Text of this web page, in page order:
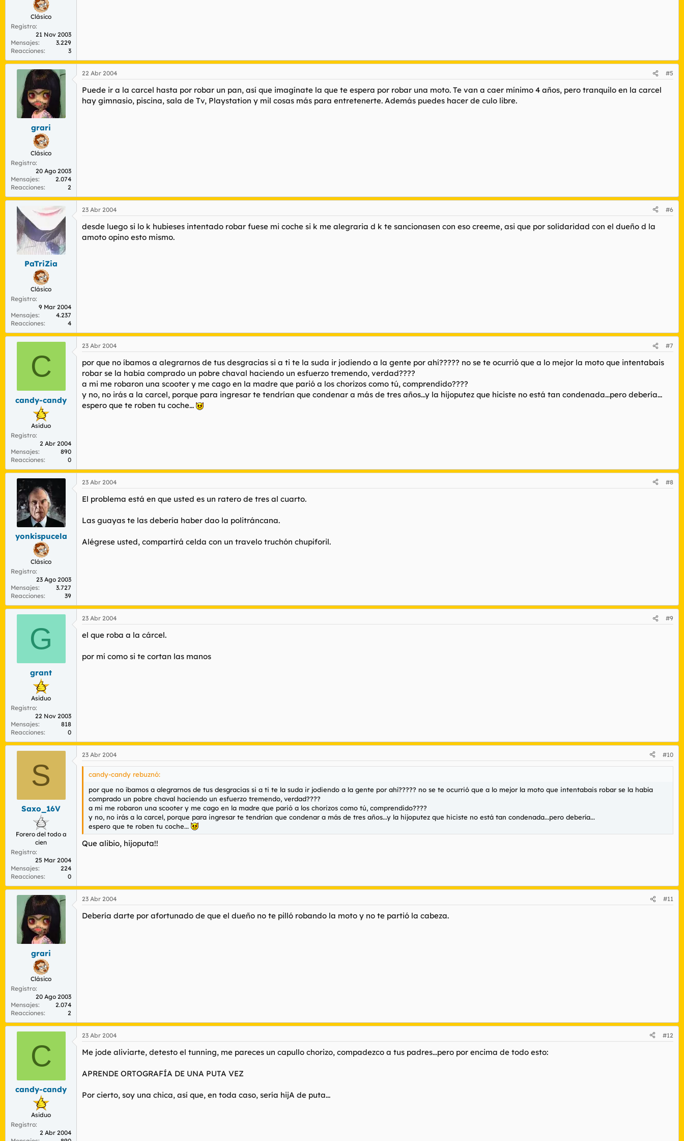
Clásico
Registro
21 Nov 2003
Mensajes
3.229
Reacciones
3
grari
Clásico
Registro
20 Ago 2003
Mensajes
2.074
Reacciones
2
22 Abr 2004 #5
Puede ir a la carcel hasta por robar un pan, así que imagínate la que te espera por robar una moto. Te van a caer mínimo 4 años, pero tranquilo en la carcel
hay gimnasio, piscina, sala de Tv, Playstation y mil cosas más para entretenerte. Además puedes hacer de culo libre.
PaTriZia
Clásico
Registro
9 Mar 2004
Mensajes
4.237
Reacciones
4
23 Abr 2004 #6
desde luego si lo k hubieses intentado robar fuese mi coche si k me alegraria d k te sancionasen con eso creeme, asi que por solidaridad con el dueño d la
amoto opino esto mismo.
C
candy-candy
Asiduo
Registro
2 Abr 2004
Mensajes
890
Reacciones
0
23 Abr 2004 #7
por que no íbamos a alegrarnos de tus desgracias si a ti te la suda ir jodiendo a la gente por ahí????? no se te ocurrió que a lo mejor la moto que intentabais
robar se la había comprado un pobre chaval haciendo un esfuerzo tremendo, verdad????
a mi me robaron una scooter y me cago en la madre que parió a los chorizos como tú, comprendido????
y no, no irás a la carcel, porque para ingresar te tendrían que condenar a más de tres años...y la hijoputez que hiciste no está tan condenada...pero debería...
espero que te roben tu coche...
yonkispucela
Clásico
Registro
23 Ago 2003
Mensajes
3.727
Reacciones
39
23 Abr 2004 #8
El problema está en que usted es un ratero de tres al cuarto.
Las guayas te las debería haber dao la politráncana.
Alégrese usted, compartirá celda con un travelo truchón chupiforil.
G
grant
Asiduo
Registro
22 Nov 2003
Mensajes
818
Reacciones
0
23 Abr 2004 #9
el que roba a la cárcel.
por mí como si te cortan las manos
S
Saxo_16V
Forero del todo a
cien
Registro
25 Mar 2004
Mensajes
224
Reacciones
0
23 Abr 2004 #10
candy-candy rebuznó:
por que no íbamos a alegrarnos de tus desgracias si a ti te la suda ir jodiendo a la gente por ahí????? no se te ocurrió que a lo mejor la moto que intentabais robar se la había
comprado un pobre chaval haciendo un esfuerzo tremendo, verdad????
a mi me robaron una scooter y me cago en la madre que parió a los chorizos como tú, comprendido????
y no, no irás a la carcel, porque para ingresar te tendrían que condenar a más de tres años...y la hijoputez que hiciste no está tan condenada...pero debería...
espero que te roben tu coche...
Que alibio, hijoputa!!
grari
Clásico
Registro
20 Ago 2003
Mensajes
2.074
Reacciones
2
23 Abr 2004 #11
Debería darte por afortunado de que el dueño no te pilló robando la moto y no te partió la cabeza.
C
candy-candy
Asiduo
Registro
2 Abr 2004
23 Abr 2004 #12
Me jode aliviarte, detesto el tunning, me pareces un capullo chorizo, compadezco a tus padres...pero por encima de todo esto:
APRENDE ORTOGRAFÍA DE UNA PUTA VEZ
Por cierto, soy una chica, así que, en toda caso, sería hijA de puta...